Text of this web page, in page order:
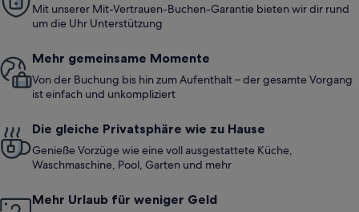
Mit unserer Mit-Vertrauen-Buchen-Garantie bieten wir dir rund
um die Uhr Unterstützung
Mehr gemeinsame Momente
Von der Buchung bis hin zum Aufenthalt – der gesamte Vorgang
ist einfach und unkompliziert
Die gleiche Privatsphäre wie zu Hause
Genieße Vorzüge wie eine voll ausgestattete Küche,
Waschmaschine, Pool, Garten und mehr
Mehr Urlaub für weniger Geld